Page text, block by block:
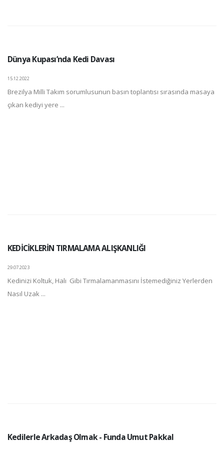
Dünya Kupası’nda Kedi Davası
15.12.2022
Brezilya Milli Takım sorumlusunun basın toplantısı sırasında masaya
çıkan kediyi yere ...
KEDİCİKLERİN TIRMALAMA ALIŞKANLIĞI
29.07.2023
Kedinizi Koltuk, Halı Gibi Tırmalamanmasını İstemediğiniz Yerlerden
Nasıl Uzak ...
Kedilerle Arkadaş Olmak - Funda Umut Pakkal